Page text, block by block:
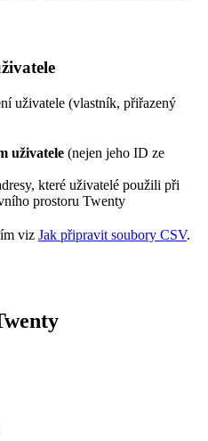
uživatele (vlastník, přiřazený
uživatele (nejen jeho ID ze
které uživatelé použili při
prostoru Twenty
viz Jak připravit soubory CSV.